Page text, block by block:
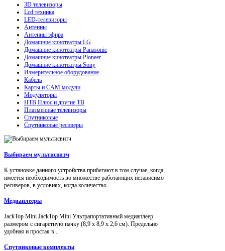
3D телевизоры
Lcd техника
LED-телевизоры
Антенны
Антенны эфира
Домашние кинотеатры LG
Домашние кинотеатры Panasonic
Домашние кинотеатры Pioneer
Домашние кинотеатры Sony
Измерительное оборудование
Кабель
Карты и CAM модули
Модуляторы
НТВ Плюс и другие ТВ
Плазменные телевизоры
Спутниковые
Спутниковые ресиверы
Выбираем мультисвитч
К установке данного устройства прибегают в том случае, когда
имеется необходимость во множестве работающих независимо
ресиверов, в условиях, когда количество...
Медиаплееры
JackTop Mini JackTop Mini Ультрапортативный медиаплеер
размером с сигаретную пачку (8,9 x 8,9 x 2,6 см). Предельно
удобная и простая в...
Спутниковые комплекты